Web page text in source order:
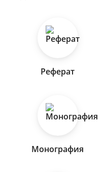
Реферат
Монография